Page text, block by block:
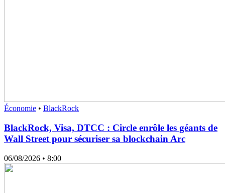
Économie • BlackRock
BlackRock, Visa, DTCC : Circle enrôle les géants de
Wall Street pour sécuriser sa blockchain Arc
06/08/2026 • 8:00